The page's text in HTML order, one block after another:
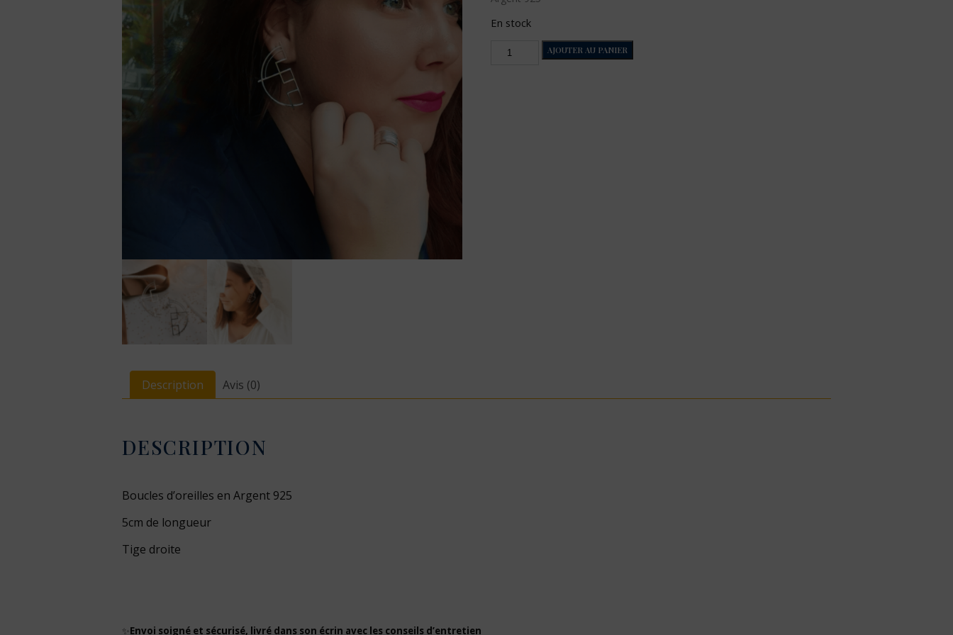
était :
En stock
quantité
AJOUTER AU PANIER
Description Avis (0)
DESCRIPTION
Boucles d’oreilles en Argent 925
5cm de longueur
Tige droite
✨Envoi soigné et sécurisé, livré dans son écrin avec les conseils d’entretien